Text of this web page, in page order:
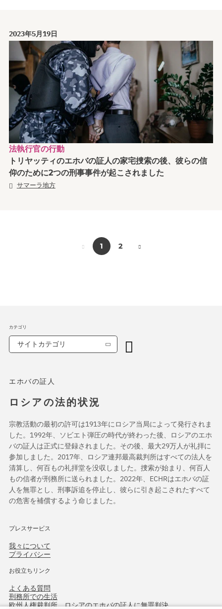
2023年5月19日
法執行官の行動
トリヤッティのエホバの証人の家宅捜索の後、彼らの信
仰のために2つの刑事事件が起こされました
サマーラ地方
1 2
エホバの証人
ロシアの法的状況
宗教活動の最初の許可は1913年にロシア当局によって発行されま
した。1992年、ソビエト弾圧の時代が終わった後、ロシアのエホ
バの証人は正式に登録されました。その後、最大29万人が礼拝に
参加しました。2017年、ロシア連邦最高裁判所はすべての法人を
清算し、何百もの礼拝堂を没収しました。捜索が始まり、何百人
もの信者が刑務所に送られました。2022年、ECHRはエホバの証
人を無罪とし、刑事訴追を停止し、彼らに引き起こされたすべて
の危害を補償するよう命じました。
プレスサービス
我々について
プライバシー
お役立ちリンク
よくある質問
刑務所での生活
欧州人権裁判所、ロシアのエホバの証人に無罪判決
カテゴリ
サイトカテゴリ